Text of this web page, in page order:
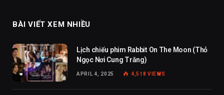
BÀI VIẾT XEM NHIỀU
Lịch chiếu phim Rabbit On The Moon (Thỏ
Ngọc Nơi Cung Trăng)
APRIL 4, 2025 4,518VIEWS